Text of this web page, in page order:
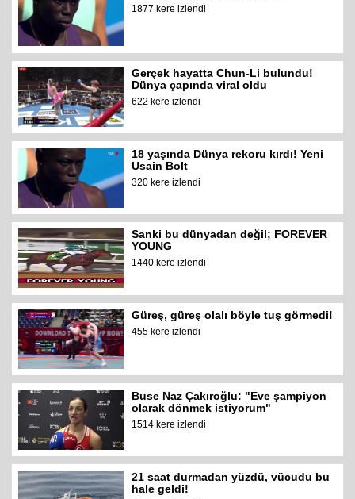
1877 kere izlendi
Gerçek hayatta Chun-Li bulundu!
Dünya çapında viral oldu
622 kere izlendi
18 yaşında Dünya rekoru kırdı! Yeni
Usain Bolt
320 kere izlendi
Sanki bu dünyadan değil; FOREVER
YOUNG
1440 kere izlendi
Güreş, güreş olalı böyle tuş görmedi!
455 kere izlendi
Buse Naz Çakıroğlu: "Eve şampiyon
olarak dönmek istiyorum"
1514 kere izlendi
21 saat durmadan yüzdü, vücudu bu
hale geldi!